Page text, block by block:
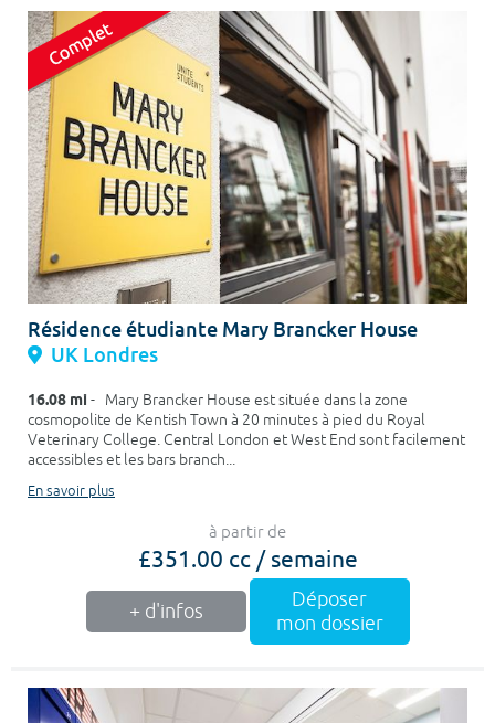
Résidence étudiante Mary Brancker House
UK Londres
16.08 mi - Mary Brancker House est située dans la zone
cosmopolite de Kentish Town à 20 minutes à pied du Royal
Veterinary College. Central London et West End sont facilement
accessibles et les bars branch...
En savoir plus
à partir de
£351.00 cc / semaine
+ d'infos
Déposer
mon dossier